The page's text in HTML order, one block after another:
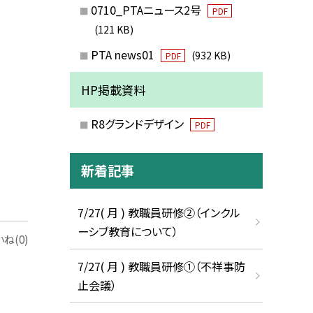
ね(0)
0710_PTAニュース2号 PDF
(121 KB)
PTA news01 PDF (932 KB)
HP掲載資料
R8グランドデザイン PDF
新着記事
7/27( 月 ) 教職員研修②（インクル
ーシブ教育について）
7/27( 月 ) 教職員研修①（不祥事防
止会議）